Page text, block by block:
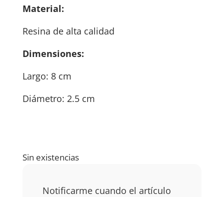
Material:
Resina de alta calidad
Dimensiones:
Largo: 8 cm
Diámetro: 2.5 cm
Sin existencias
Notificarme cuando el artículo